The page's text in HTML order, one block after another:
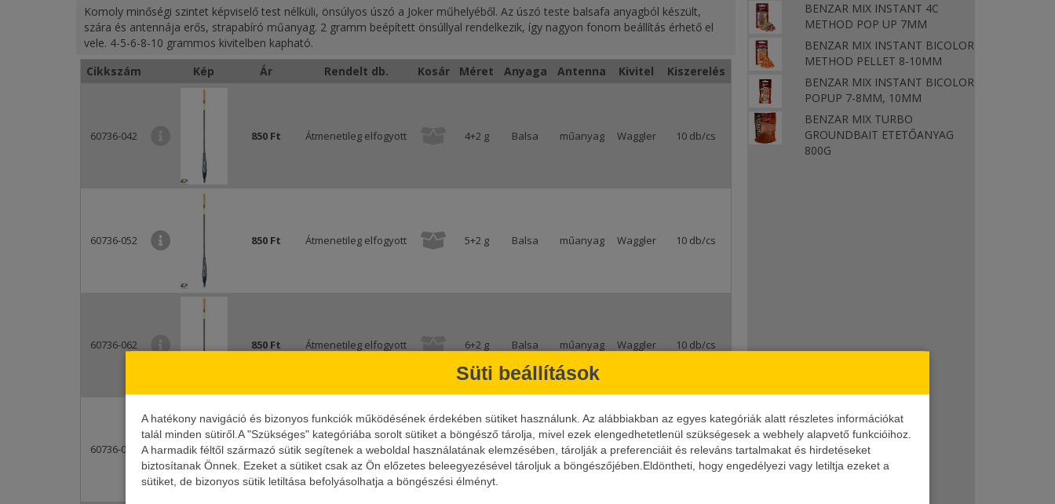
Süti beállítások
A hatékony navigáció és bizonyos funkciók működésének érdekében sütiket használunk. Az alábbiakban az egyes kategóriák alatt részletes információkat
talál minden sütiről.A "Szükséges" kategóriába sorolt sütiket a böngésző tárolja, mivel ezek elengedhetetlenül szükségesek a webhely alapvető funkcióihoz.
A harmadik féltől származó sütik segítenek a weboldal használatának elemzésében, tárolják a preferenciáit és releváns tartalmakat és hirdetéseket
biztosítanak Önnek. Ezeket a sütiket csak az Ön előzetes beleegyezésével tároljuk a böngészőjében.Eldöntheti, hogy engedélyezi vagy letiltja ezeket a
sütiket, de bizonyos sütik letiltása befolyásolhatja a böngészési élményt.
Komoly minőségi szintet képviselő test nélküli, önsúlyos úszó a Joker műhelyéből. Az úszó teste balsafa anyagból készült,
szára és antennája erős, strapabíró műanyag. 2 gramm beépített önsúllyal rendelkezik, így nagyon fonom beállítás érhető el
vele. 4-5-6-8-10 grammos kivitelben kapható.
Cikkszám
Kép Ár Rendelt db. Kosár Méret Anyaga Antenna Kivitel Kiszerelés
60736-042 850 Ft Átmenetileg elfogyott 4+2 g Balsa műanyag Waggler 10 db/cs
60736-052 850 Ft Átmenetileg elfogyott 5+2 g Balsa műanyag Waggler 10 db/cs
60736-062 850 Ft Átmenetileg elfogyott 6+2 g Balsa műanyag Waggler 10 db/cs
60736-082 850 Ft Átmenetileg elfogyott 8+2 g Balsa műanyag Waggler 10 db/cs
BENZAR MIX INSTANT 4C
METHOD POP UP 7MM
BENZAR MIX INSTANT BICOLOR
METHOD PELLET 8-10MM
BENZAR MIX INSTANT BICOLOR
POPUP 7-8MM, 10MM
BENZAR MIX TURBO
GROUNDBAIT ETETŐANYAG
800G